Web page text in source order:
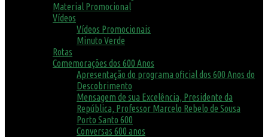
Material Promocional
Vídeos
Vídeos Promocionais
Minuto Verde
Rotas
Comemorações dos 600 Anos
Apresentação do programa oficial dos 600 Anos do
Descobrimento
Mensagem de sua Excelência, Presidente da
República, Professor Marcelo Rebelo de Sousa
Porto Santo 600
Conversas 600 anos